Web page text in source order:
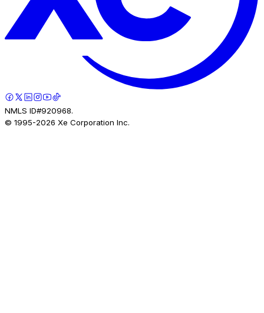
NMLS ID#920968.
© 1995-2026 Xe Corporation Inc.